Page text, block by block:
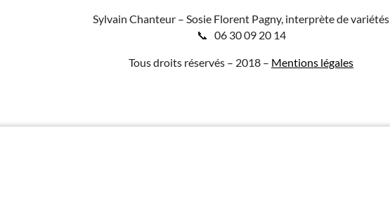
Sylvain Chanteur – Sosie Florent Pagny, interprète de variétés
📞 06 30 09 20 14
Tous droits réservés – 2018 – Mentions légales